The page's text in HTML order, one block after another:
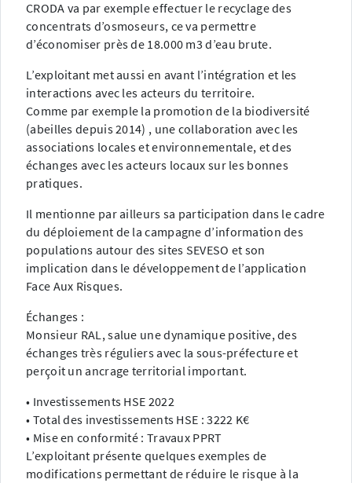
CRODA va par exemple effectuer le recyclage des
concentrats d’osmoseurs, ce va permettre
d’économiser près de 18.000 m3 d’eau brute.
L’exploitant met aussi en avant l’intégration et les
interactions avec les acteurs du territoire.
Comme par exemple la promotion de la biodiversité
(abeilles depuis 2014) , une collaboration avec les
associations locales et environnementale, et des
échanges avec les acteurs locaux sur les bonnes
pratiques.
Il mentionne par ailleurs sa participation dans le cadre
du déploiement de la campagne d’information des
populations autour des sites SEVESO et son
implication dans le développement de l’application
Face Aux Risques.
Échanges :
Monsieur RAL, salue une dynamique positive, des
échanges très réguliers avec la sous-préfecture et
perçoit un ancrage territorial important.
• Investissements HSE 2022
• Total des investissements HSE : 3222 K€
• Mise en conformité : Travaux PPRT
L’exploitant présente quelques exemples de
modifications permettant de réduire le risque à la